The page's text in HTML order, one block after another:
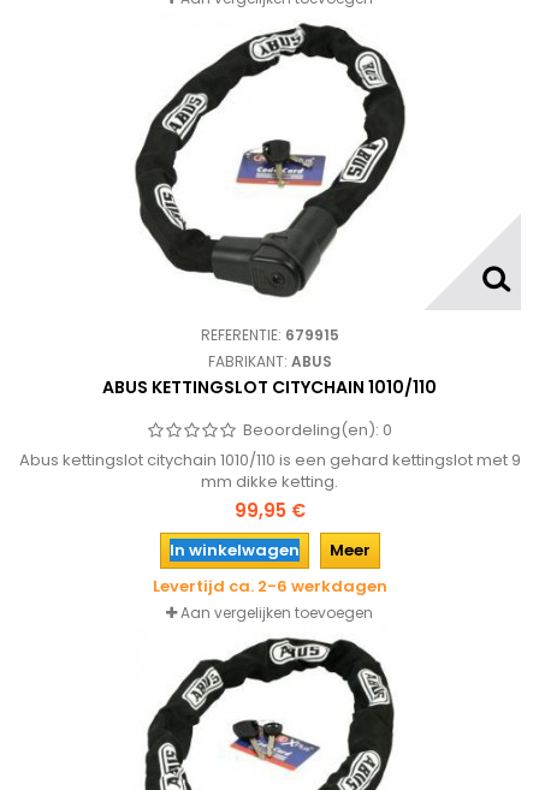
REFERENTIE: 679915
FABRIKANT: ABUS
ABUS KETTINGSLOT CITYCHAIN 1010/110
Beoordeling(en): 0
Abus kettingslot citychain 1010/110 is een gehard kettingslot met 9
mm dikke ketting.
99,95 €
In winkelwagen
Meer
Levertijd ca. 2-6 werkdagen
Aan vergelijken toevoegen